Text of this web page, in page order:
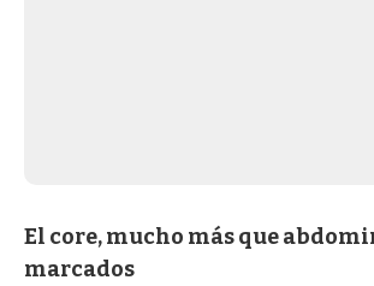
El core, mucho más que
marcados